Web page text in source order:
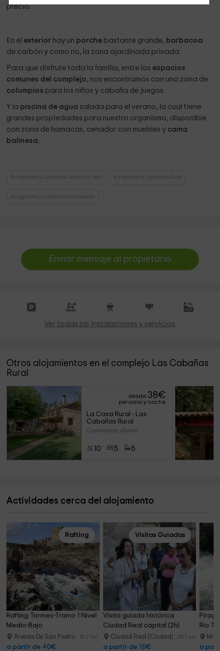
precio.
En el exterior hay un porche bastante grande, barbacoa
de carbón y como no, la zona ajardinada privada.
Para que disfrute toda la familia, entre los espacios
comunes del complejo, nos encontramos con una zona de
columpios para los niños y cabaña de juegos.
Y la piscina de agua salada para el verano, la cual tiene
grandes propiedades para nuestro organismo, disponible
con zona de hamacas, cenador con muebles y cama
balinesa.
Bungalows y Cabañas Castilla y León Bungalows y Cabañas Ávila
Bungalows y Cabañas Candeleda
Enviar mensaje al propietario
Ver todas las instalaciones y servicios
Otros alojamientos en el complejo Las Cabañas
Rural
desde 38€
persona y noche
La Casa Rural - Las
Cabañas Rural
Candeleda (Ávila)
10 5 5
Actividades cerca del alojamiento
Rafting
Rafting Tormes-Tramo 1 Nivel
Medio-Bajo
Arenas De San Pedro 18.2 km
a partir de 40€
Visitas Guiadas
Visita guiada histórica
Ciudad Real capital (2h)
Ciudad Real (Ciudad) 28.7 km
a partir de 15€
Río
a